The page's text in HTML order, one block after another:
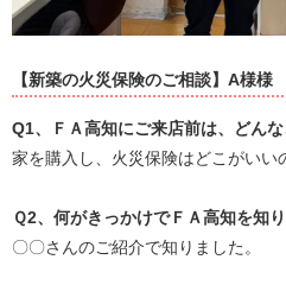
【新築の火災保険のご相談】A様様
Q1、ＦＡ高知にご来店前は、どん
家を購入し、火災保険はどこがいい
Ｑ2、何がきっかけでＦＡ高知を知
〇〇さんのご紹介で知りました。